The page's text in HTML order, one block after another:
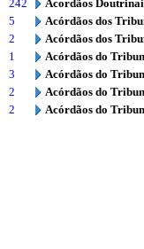
242
Acordãos
5
Acórdãos dos
2
Acórdãos dos
1
Acórdãos do
3
Acórdãos do
2
Acórdãos do
2
Acórdãos do